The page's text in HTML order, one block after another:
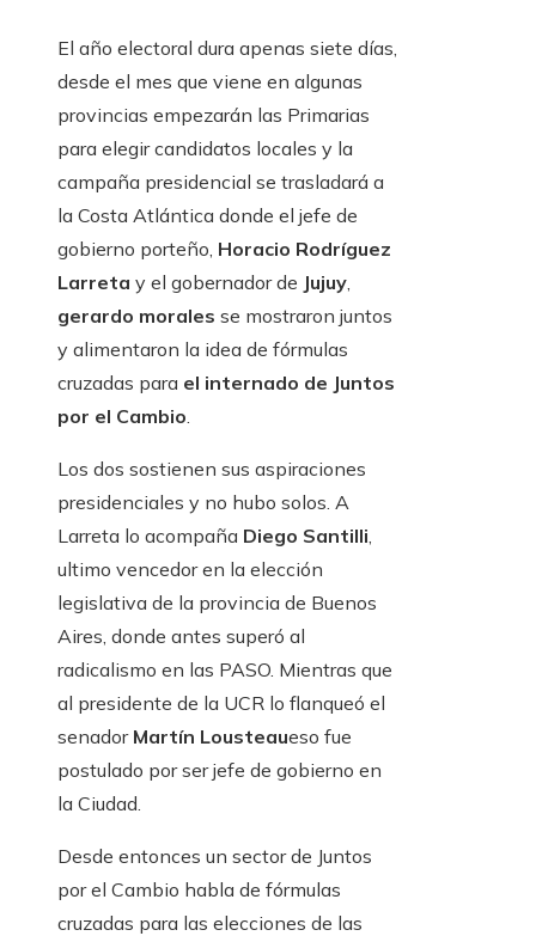
El año electoral dura apenas siete días,
desde el mes que viene en algunas
provincias empezarán las Primarias
para elegir candidatos locales y la
campaña presidencial se trasladará a
la Costa Atlántica donde el jefe de
gobierno porteño, Horacio Rodríguez
Larreta y el gobernador de Jujuy
gerardo morales se mostraron juntos
y alimentaron la idea de fórmulas
cruzadas para el internado de Juntos
por el Cambio
Los dos sostienen sus aspiraciones
presidenciales y no hubo solos. A
Larreta lo acompaña Diego Santilli
ultimo vencedor en la elección
legislativa de la provincia de Buenos
Aires, donde antes superó al
radicalismo en las PASO. Mientras que
al presidente de la UCR lo flanqueó el
senador Martín Lousteaueso fue
postulado por ser jefe de gobierno en
la Ciudad.
Desde entonces un sector de Juntos
por el Cambio habla de fórmulas
cruzadas para las elecciones de las